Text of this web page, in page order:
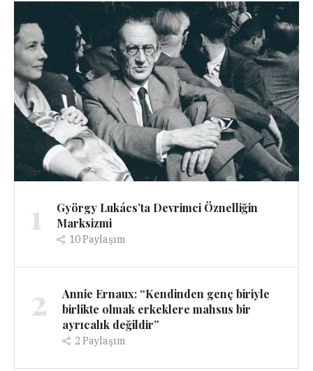
1
György Lukács’ta Devrimci Öznelliğin
Marksizmi
10Paylaşım
2
Annie Ernaux: “Kendinden genç biriyle
birlikte olmak erkeklere mahsus bir
ayrıcalık değildir”
2 Paylaşım